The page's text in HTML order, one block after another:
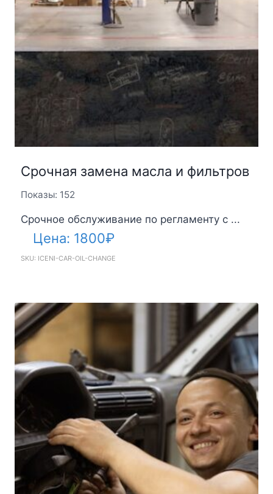
Срочная замена масла и фильтров
Показы: 152
Срочное обслуживание по регламенту с ...
Цена: 1800₽
SKU: ICENI-CAR-OIL-CHANGE